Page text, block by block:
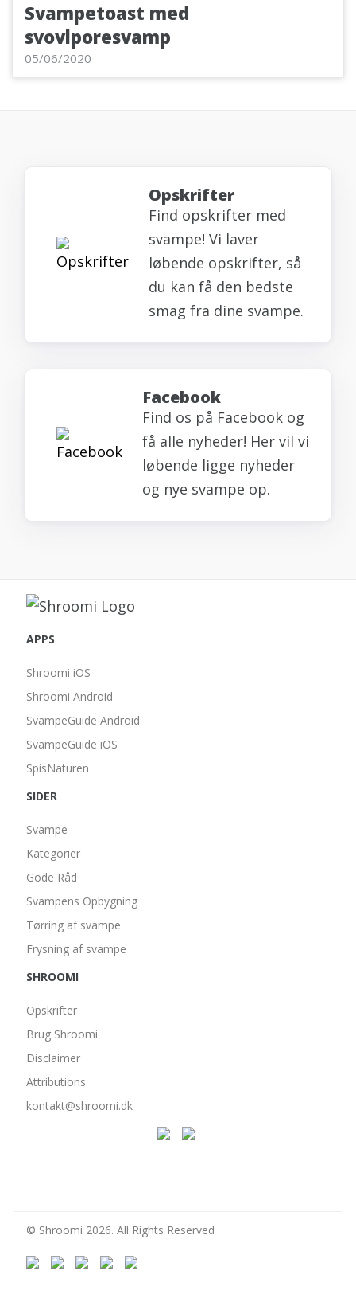
Svampetoast med
svovlporesvamp
05/06/2020
Opskrifter
Find opskrifter med
svampe! Vi laver
løbende opskrifter, så
du kan få den bedste
smag fra dine svampe.
Facebook
Find os på Facebook og
få alle nyheder! Her vil vi
løbende ligge nyheder
og nye svampe op.
APPS
Shroomi iOS
Shroomi Android
SvampeGuide Android
SvampeGuide iOS
SpisNaturen
SIDER
Svampe
Kategorier
Gode Råd
Svampens Opbygning
Tørring af svampe
Frysning af svampe
SHROOMI
Opskrifter
Brug Shroomi
Disclaimer
Attributions
kontakt@shroomi.dk
© Shroomi 2026. All Rights Reserved